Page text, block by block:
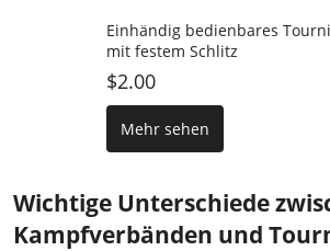
Einhändig bedienbares
mit festem Schlitz
$2.00
Mehr sehen
Wichtige Unterschiede
Kampfverbänden und